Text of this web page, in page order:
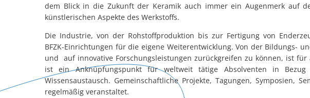
dem Blick in die Zukunft der Keramik auch immer ein Augenmerk auf
künstlerischen Aspekte des Werkstoffs.
Die Industrie, von der Rohstoffproduktion bis zur Fertigung von
BFZK-Einrichtungen für die eigene Weiterentwicklung. Von der Bildungs-
und auf innovative Forschungsleistungen zurückgreifen zu können, ist für
ist ein Anknüpfungspunkt für weltweit tätige Absolventen in
Wissensaustausch. Gemeinschaftliche Projekte, Tagungen, Symposien,
regelmäßig veranstaltet.